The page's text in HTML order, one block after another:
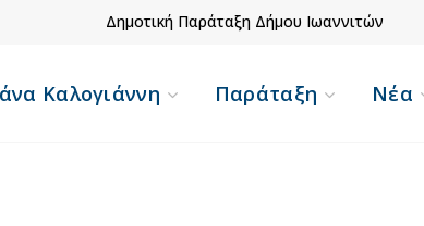
Δημοτική Παράταξη Δήμου Ιωαννιτών
Καλογιάννη Παράταξη Νέα
Οκτώβριος 2022